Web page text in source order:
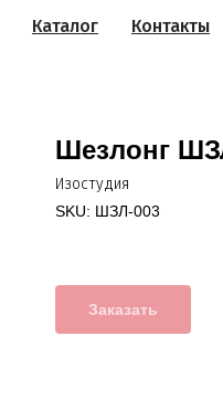
Контакты
Каталог
Шезлонг
Изостудия
SKU: ШЗЛ-003
Заказать